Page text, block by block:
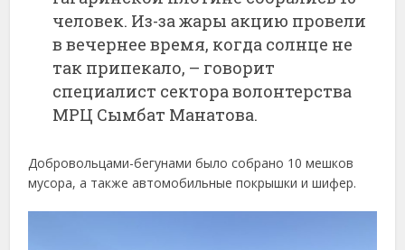
человек. Из-за жары акцию провели
в вечернее время, когда солнце не
так припекало, – говорит
специалист сектора волонтерства
МРЦ Сымбат Манатова.
Добровольцами-бегунами было собрано 10 мешков
мусора, а также автомобильные покрышки и шифер.